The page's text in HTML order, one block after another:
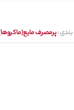
:پرمصرف